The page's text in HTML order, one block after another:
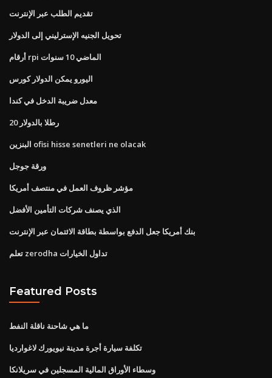
تقديم الطلب عبر الإنترنت
تحويل الجنيه الإسترليني إلى الدولار
أرقام rpi الماضي 10 سنوات
اليورو يمكن الدولار كورس
معدل ضريبة الدخل في كندا
20 رطلا بالدولار
البنزين ofisi hisse senetleri ne olacak
ورقة جوجل
مؤشر ظروف العمل في منتصف أمريكا
الذي يصنف شركات التأمين الأفضل
بنك أمريكا جعل الدفع بواسطة بطاقة الائتمان عبر الإنترنت
تعلم zerodha تداول الخيارات
Featured Posts
ما هي شاحنة ناقلة النفط
تكلفة سيارة أجرة مدينة نيويورك لاغوارديا
وسطاء الأوراق المالية المسجلين في سريلانكا